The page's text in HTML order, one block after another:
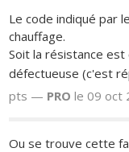
Le code indiqué par
chauffage.
Soit la résistance
défectueuse (c'est
pts — PRO le 09 oct
Ou se trouve cette